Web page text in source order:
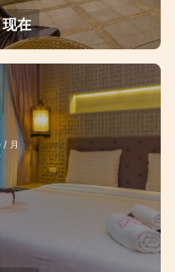
现在
售在卡倫市中
/ 月